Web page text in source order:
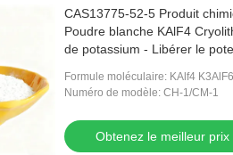
CAS13775-52-5 Produit
Poudre blanche KAlF4
de potassium - Libérer le
Formule moléculaire: KAlf4 K3AlF6
Numéro de modèle: CH-1/CM-1
Obtenez le meilleur prix